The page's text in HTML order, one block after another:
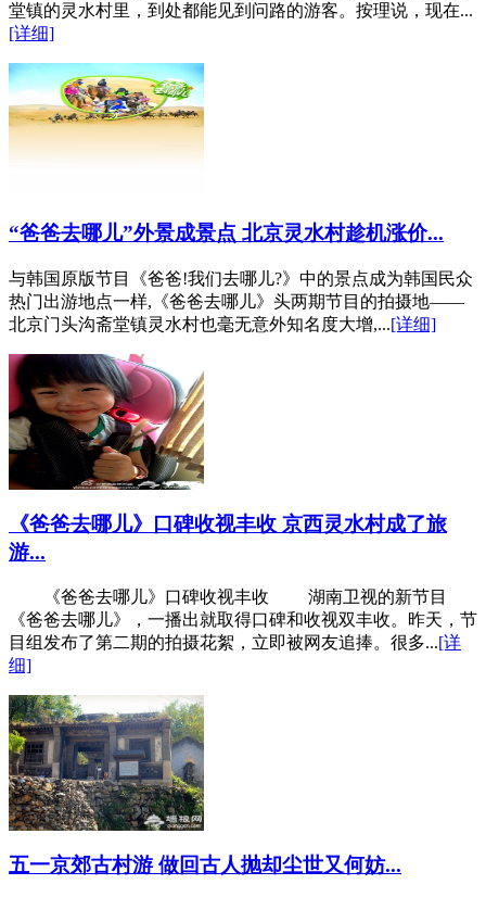
堂镇的灵水村里，到处都能见到问路的游客。按理说，现在...
[详细]
“爸爸去哪儿”外景成景点 北京灵水村趁机涨价...
与韩国原版节目《爸爸!我们去哪儿?》中的景点成为韩国民众
热门出游地点一样,《爸爸去哪儿》头两期节目的拍摄地——
北京门头沟斋堂镇灵水村也毫无意外知名度大增,...[详细]
《爸爸去哪儿》口碑收视丰收 京西灵水村成了旅
游...
《爸爸去哪儿》口碑收视丰收 湖南卫视的新节目
《爸爸去哪儿》，一播出就取得口碑和收视双丰收。昨天，节
目组发布了第二期的拍摄花絮，立即被网友追捧。很多...[详
细]
五一京郊古村游 做回古人抛却尘世又何妨...